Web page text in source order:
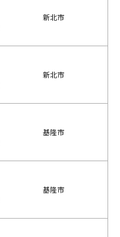
新北市
新北市
基隆市
基隆市